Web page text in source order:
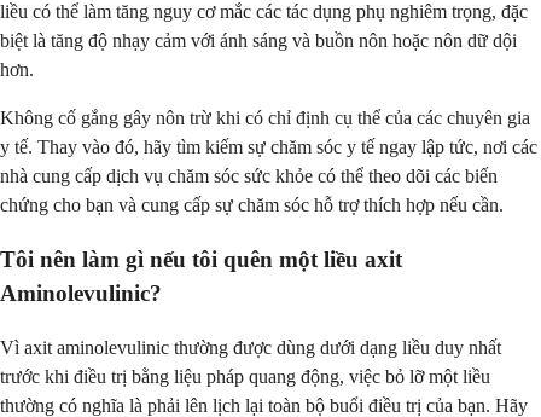
liều có thể làm tăng nguy cơ mắc các tác dụng phụ nghiêm trọng, đặc
biệt là tăng độ nhạy cảm với ánh sáng và buồn nôn hoặc nôn dữ dội
hơn.
Không cố gắng gây nôn trừ khi có chỉ định cụ thể của các chuyên gia
y tế. Thay vào đó, hãy tìm kiếm sự chăm sóc y tế ngay lập tức, nơi các
nhà cung cấp dịch vụ chăm sóc sức khỏe có thể theo dõi các biến
chứng cho bạn và cung cấp sự chăm sóc hỗ trợ thích hợp nếu cần.
Tôi nên làm gì nếu tôi quên một liều axit
Aminolevulinic?
Vì axit aminolevulinic thường được dùng dưới dạng liều duy nhất
trước khi điều trị bằng liệu pháp quang động, việc bỏ lỡ một liều
thường có nghĩa là phải lên lịch lại toàn bộ buổi điều trị của bạn. Hãy